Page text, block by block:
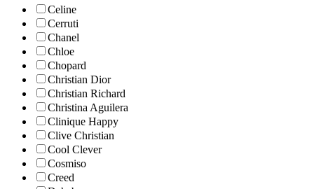
Celine
Cerruti
Chanel
Chloe
Chopard
Christian Dior
Christian Richard
Christina Aguilera
Clinique Happy
Clive Christian
Cool Clever
Cosmiso
Creed